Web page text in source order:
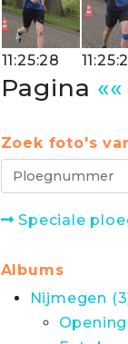
11:25:28
Pagina
Zoek foto's
Speciale
Albums
Nijmegen